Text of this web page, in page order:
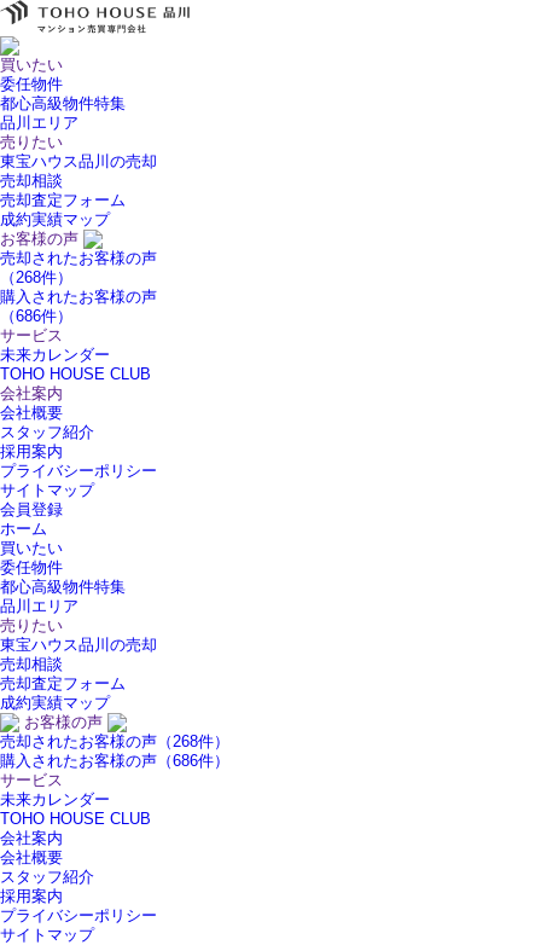
買いたい
委任物件
都心高級物件特集
品川エリア
売りたい
東宝ハウス品川の売却
売却相談
売却査定フォーム
成約実績マップ
お客様の声
売却されたお客様の声
（268件）
購入されたお客様の声
（686件）
サービス
未来カレンダー
TOHO HOUSE CLUB
会社案内
会社概要
スタッフ紹介
採用案内
プライバシーポリシー
サイトマップ
会員登録
ホーム
買いたい
委任物件
都心高級物件特集
品川エリア
売りたい
東宝ハウス品川の売却
売却相談
売却査定フォーム
成約実績マップ
お客様の声
売却されたお客様の声（268件）
購入されたお客様の声（686件）
サービス
未来カレンダー
TOHO HOUSE CLUB
会社案内
会社概要
スタッフ紹介
採用案内
プライバシーポリシー
サイトマップ